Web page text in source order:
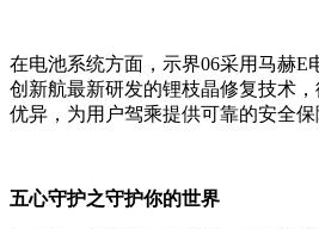
在电池系统方面，示界06采用马赫E
创新航最新研发的锂枝晶修复技术
优异，为用户驾乘提供可靠的安全保
五心守护之守护你的世界